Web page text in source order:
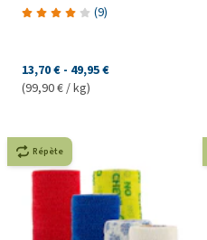
(9)
13,70 € - 49,95 €
(99,90 € / kg)
Répète